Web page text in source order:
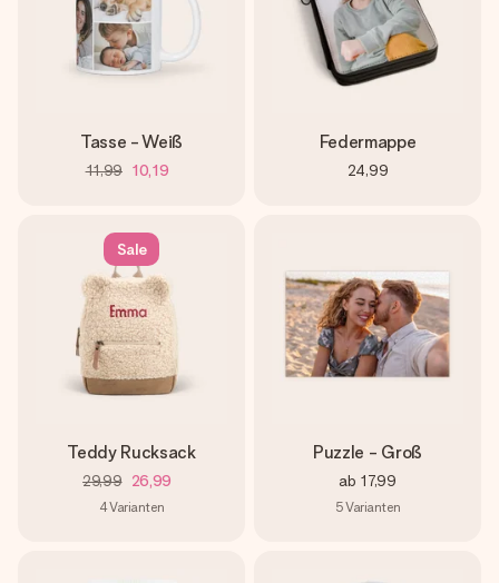
Tasse - Weiß
11,99 10,19
Federmappe
24,99
Sale
Teddy Rucksack
29,99 26,99
4Varianten
Puzzle - Groß
ab 17,99
5Varianten